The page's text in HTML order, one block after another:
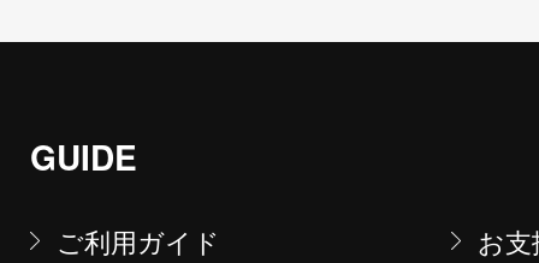
GUIDE
ご利用ガイド
お